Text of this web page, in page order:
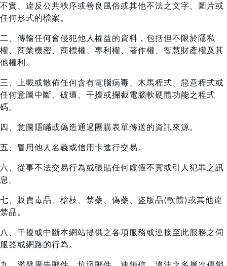
不實、違反公共秩序或善良風俗或其他不法之文字、圖片或
任何形式的檔案。
二、傳輸任何會侵犯他人權益的資料，包括但不限於隱私
權、商業機密、商標權、專利權、著作權、智慧財產權及其
他權利。
三、上載或散佈任何含有電腦病毒、木馬程式、惡意程式或
任何意圖中斷、破壞、干擾或攔截電腦軟硬體功能之程式
碼。
四、意圖隱瞞或偽造通過團購表單傳送的資訊來源。
五、冒用他人名義或信用卡進行交易。
六、從事不法交易行為或張貼任何虛假不實或引人犯罪之訊
息。
七、販賣毒品、槍枝、禁藥、偽藥、盜版品(軟體)或其他違
禁品。
八、干擾或中斷本網站提供之各項服務或連接至此服務之伺
服器或網路的行為。